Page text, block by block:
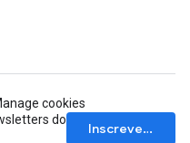
cookies
do
Inscrever-se